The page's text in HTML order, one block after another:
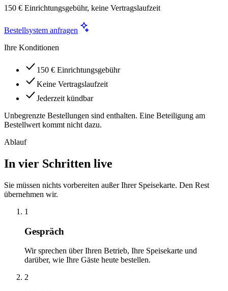
150 € Einrichtungsgebühr, keine Vertragslaufzeit
Bestellsystem anfragen
Ihre Konditionen
150 € Einrichtungsgebühr
Keine Vertragslaufzeit
Jederzeit kündbar
Unbegrenzte Bestellungen sind enthalten. Eine Beteiligung am
Bestellwert kommt nicht dazu.
Ablauf
In vier Schritten live
Sie müssen nichts vorbereiten außer Ihrer Speisekarte. Den Rest
übernehmen wir.
1
Gespräch
Wir sprechen über Ihren Betrieb, Ihre Speisekarte und
darüber, wie Ihre Gäste heute bestellen.
2